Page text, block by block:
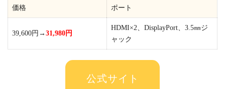
価格 ポート
39,600円→ 31,980円
HDMI×2、DisplayPort、3.5㎜ジ
ャック
公式サイト